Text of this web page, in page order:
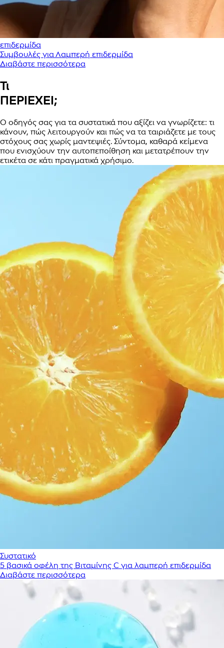
επιδερμίδα
Συμβουλές για Λαμπερή επιδερμίδα
Διαβάστε περισσότερα
Τι
ΠΕΡΙΕΧΕΙ;
Ο οδηγός σας για τα συστατικά που αξίζει να γνωρίζετε: τι
κάνουν, πώς λειτουργούν και πώς να τα ταιριάζετε με τους
στόχους σας χωρίς μαντεψιές. Σύντομα, καθαρά κείμενα
που ενισχύουν την αυτοπεποίθηση και μετατρέπουν την
ετικέτα σε κάτι πραγματικά χρήσιμο.
Συστατικό
5 βασικά οφέλη της Βιταμίνης C για λαμπερή επιδερμίδα
Διαβάστε περισσότερα